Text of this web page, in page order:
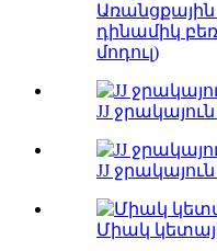
դինամիկ
մոդուլ)
JJ
JJ
Միակ